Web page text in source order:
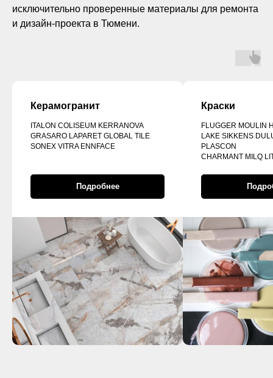
исключительно проверенные материалы для ремонта
и дизайн-проекта в Тюмени.
Керамогранит
ITALON COLISEUM KERRANOVA
GRASARO LAPARET GLOBAL TILE
SONEX VITRA ENNFACE
Подробнее
Краски
FLUGGER MOULIN
LAKE SIKKENS
PLASCON
CHARMANT MILQ